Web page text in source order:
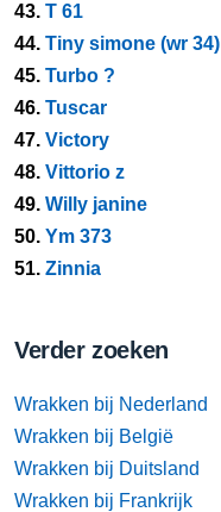
43. T 61
44. Tiny simone (wr 34)
45. Turbo ?
46. Tuscar
47. Victory
48. Vittorio z
49. Willy janine
50. Ym 373
51. Zinnia
Verder zoeken
Wrakken bij Nederland
Wrakken bij België
Wrakken bij Duitsland
Wrakken bij Frankrijk